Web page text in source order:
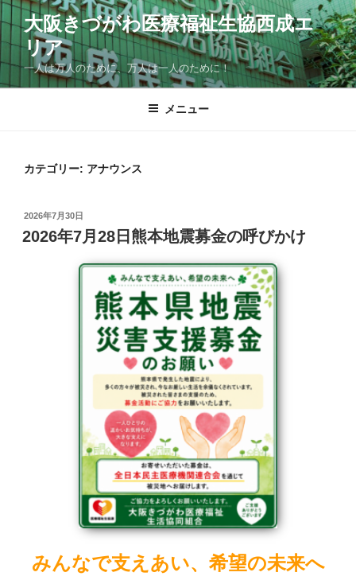
コ
ン
テ
ン
ツ
大阪きづがわ医療福祉生協西成エ
リア
一人は万人のために、万人は一人のために！
メニュー
カテゴリー: アナウンス
投
稿
日:
2026年7月30日
2026年7月28日熊本地震募金の呼びかけ
みんなで支えあい、希望の未来へ